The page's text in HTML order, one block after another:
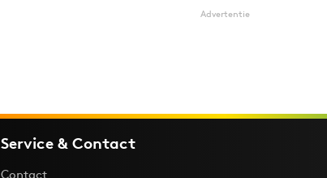
Advertentie
Service & Contact
Contact